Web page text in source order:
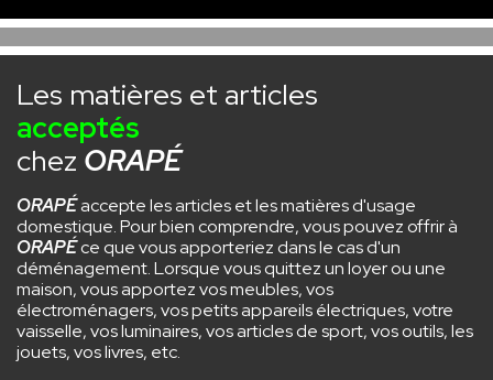
Les matières et articles
acceptés
chez ORAPÉ
ORAPÉaccepte les articles et les matières d'usage
domestique. Pour bien comprendre, vous pouvez offrir à
ORAPÉce que vous apporteriez dans le cas d'un
déménagement. Lorsque vous quittez un loyer ou une
maison, vous apportez vos meubles, vos
électroménagers, vos petits appareils électriques, votre
vaisselle, vos luminaires, vos articles de sport, vos outils, les
jouets, vos livres, etc.